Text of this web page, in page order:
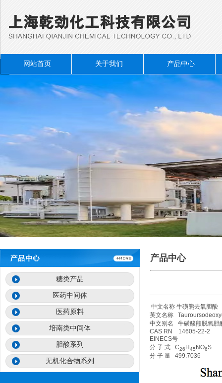
网站首页 关于我们 产品中心
中文名称 牛磺熊去氧胆酸
英文名称
中文别名 牛磺酸熊脱氧胆
CAS RN 14605-22-2
EINECS号
分 子 式 C26 H45 NO6S
分 子 量 499.7036
产品中心
糖类产品
医药中间体
医药原料
培南类中间体
胆酸系列
无机化合物系列